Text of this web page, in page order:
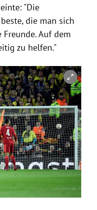
"Die
die man sich
Auf dem
zu helfen."